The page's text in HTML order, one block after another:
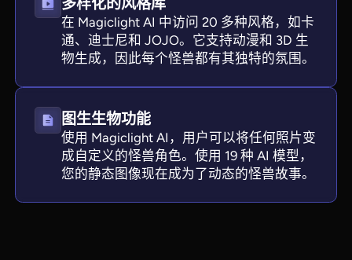
在 Magiclight AI 中访问 20 多种风格，如卡
通、迪士尼和 JOJO。它支持动漫和 3D 生
物生成，因此每个怪兽都有其独特的氛围。
图生生物功能
使用 Magiclight AI，用户可以将任何照片变
成自定义的怪兽角色。使用 19 种 AI 模型，
您的静态图像现在成为了动态的怪兽故事。